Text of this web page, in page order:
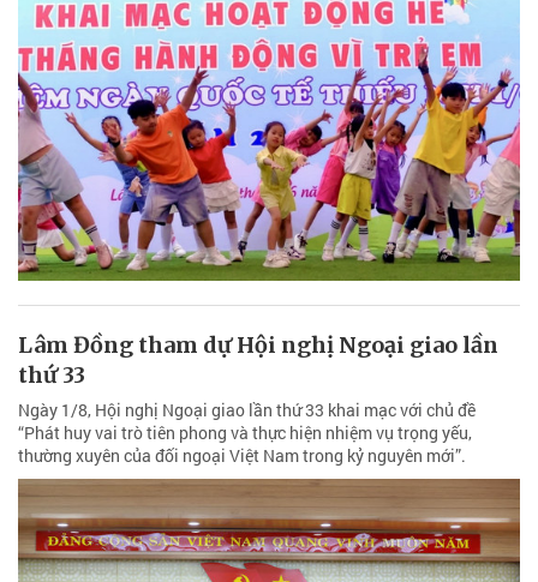
Lâm Đồng tham dự Hội nghị Ngoại giao lần
thứ 33
Ngày 1/8, Hội nghị Ngoại giao lần thứ 33 khai mạc với chủ đề
“Phát huy vai trò tiên phong và thực hiện nhiệm vụ trọng yếu,
thường xuyên của đối ngoại Việt Nam trong kỷ nguyên mới”.